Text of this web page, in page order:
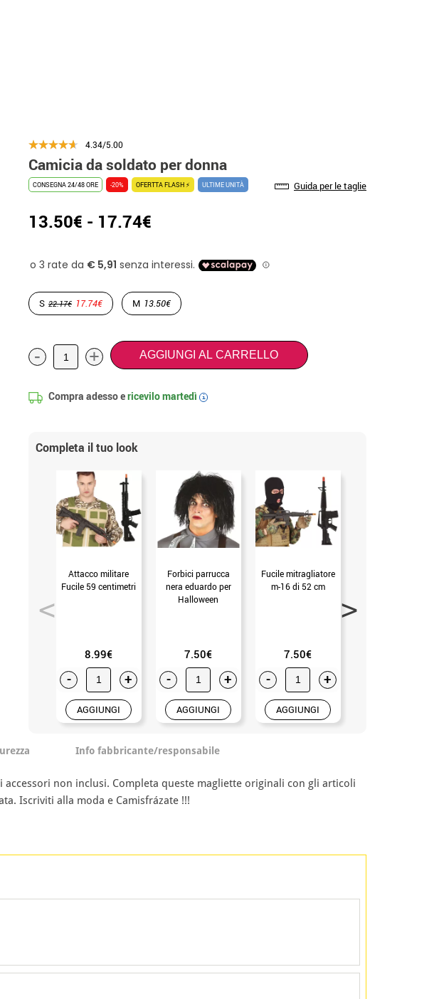
4.34/5.00
Camicia da soldato per donna
CONSEGNA 24/48 ORE -20% OFERTTA FLASH ⚡ ULTIME UNITÀ Guida per le taglie
13.50€ - 17.74€
S 17.74€
22.17€ M 13.50€
- + AGGIUNGI AL CARRELLO
Compra adesso ericevilomartedì i
Completa il tuo look
Attacco militare
Fucile 59 centimetri
8.99€
- +
AGGIUNGI
Forbici parrucca
nera eduardo per
Halloween
7.50€
- +
AGGIUNGI
Fucile mitragliatore
m-16 di 52 cm
7.50€
- +
AGGIUNGI
Info fabbricante/responsabile
non inclusi. Completa queste magliette originali con gli articoli
Iscriviti alla moda e Camisfrázate !!!